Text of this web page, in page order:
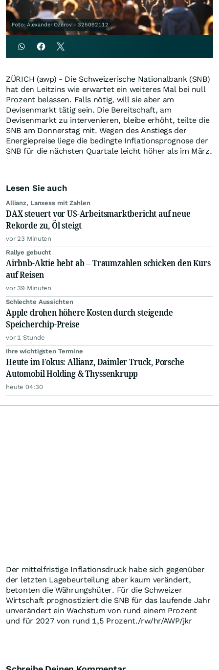
Foto: Alexander Ozerov - 325092112
ZÜRICH (awp) - Die Schweizerische Nationalbank (SNB)
hat den Leitzins wie erwartet ein weiteres Mal bei null
Prozent belassen. Falls nötig, will sie aber am
Devisenmarkt tätig sein. Die Bereitschaft, am
Devisenmarkt zu intervenieren, bleibe erhöht, teilte die
SNB am Donnerstag mit. Wegen des Anstiegs der
Energiepreise liege die bedingte Inflationsprognose der
SNB für die nächsten Quartale leicht höher als im März.
Lesen Sie auch
Allianz, Lanxess mit Zahlen
DAX steuert vor US-Arbeitsmarktbericht auf neue
Rekorde zu, Öl steigt
vor 23 Minuten
Rallye gebucht
Airbnb-Aktie hebt ab – Traumzahlen schicken den Kurs
auf Reisen
vor 39 Minuten
Schlechte Aussichten
Apple drohen höhere Kosten durch steigende
Speicherchip-Preise
vor 1 Stunde
Ihre wichtigsten Termine
Heute im Fokus: Allianz, Daimler Truck, Porsche
Automobil Holding & Thyssenkrupp
heute 04:30
Der mittelfristige Inflationsdruck habe sich gegenüber
der letzten Lagebeurteilung aber kaum verändert,
betonten die Währungshüter. Für die Schweizer
Wirtschaft prognostiziert die SNB für das laufende Jahr
unverändert ein Wachstum von rund einem Prozent
und für 2027 von rund 1,5 Prozent./rw/hr/AWP/jkr